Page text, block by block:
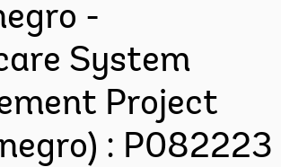
-
System
Project
: P082223